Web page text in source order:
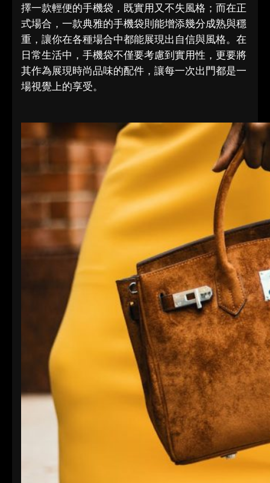
擇一款輕便的手機袋，既實用又不失風格；而在正
式場合，一款典雅的手機袋則能增添幾分成熟與穩
重，讓你在各種場合中都能展現出自信與風格。在
日常生活中，手機袋不僅要考慮到實用性，更要將
其作為展現時尚品味的配件，讓每一次出門都是一
場視覺上的享受。